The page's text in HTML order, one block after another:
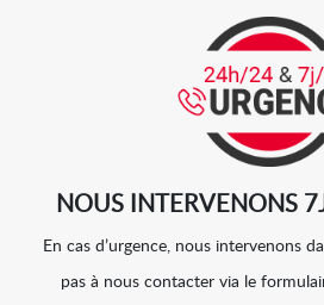
NOUS INTERVENONS
En cas d’urgence, nous intervenons
pas à nous contacter via le